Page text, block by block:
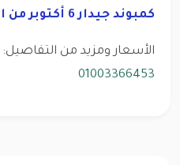
كمبوند جيدار 6 أكتوبر من ايوان للتطوير العقاري.
الأسعار ومزيد من
01003366453